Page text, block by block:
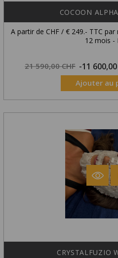
COCOON
A partir de CHF / € 249.- TTC
12 mois -
Prix
21 590,00 CHF -11
Ajouter au
CRYSTALFUZIO